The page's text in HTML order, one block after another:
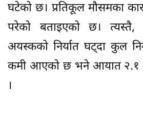
घटेको छ। प्रतिकूल मौसमका
परेको बताइएको छ।
अयस्कको निर्यात घट्दा कुल
कमी आएको छ भने आयात २.१
।